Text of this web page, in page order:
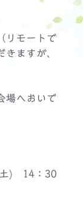
リモートで
ますが、
場へおいで
) 14：30